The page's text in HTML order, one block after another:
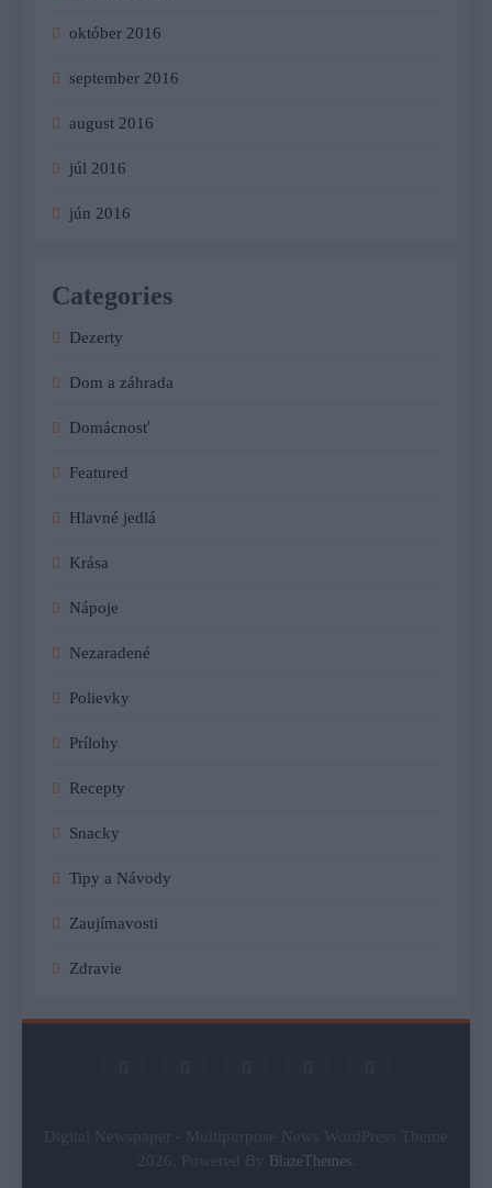
október 2016
september 2016
august 2016
júl 2016
jún 2016
Categories
Dezerty
Dom a záhrada
Domácnosť
Featured
Hlavné jedlá
Krása
Nápoje
Nezaradené
Polievky
Prílohy
Recepty
Snacky
Tipy a Návody
Zaujímavosti
Zdravie
BlazeThemes.